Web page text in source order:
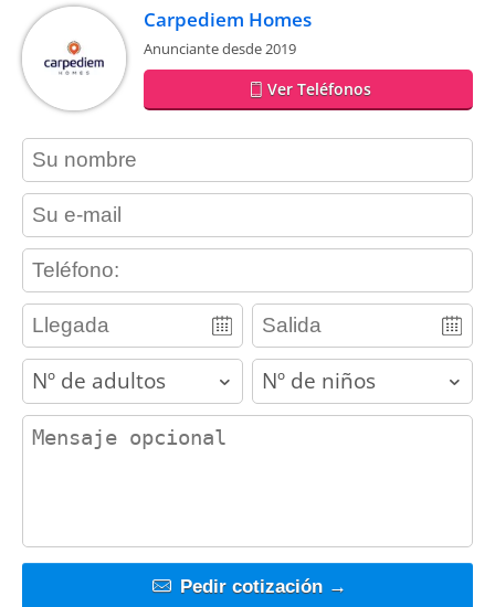
Carpediem Homes
Anunciante desde 2019
Ver Teléfonos
contact_name
contact_email
contact_phone
adults children
contact_message
Pedir cotización →